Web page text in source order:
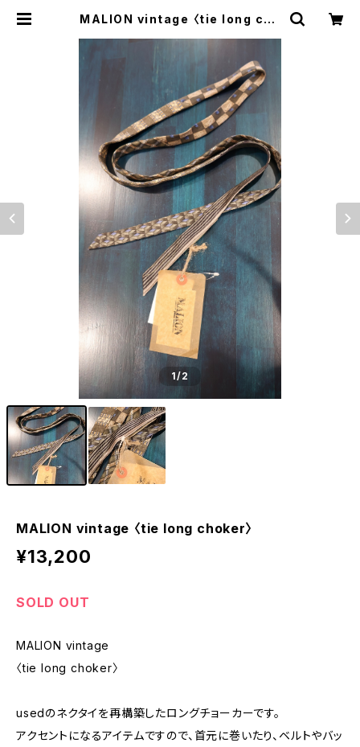
MALION vintage 〈tie long cho
1/2
MALION vintage 〈tie long choker〉
¥13,200
SOLD OUT
MALION vintage
〈tie long choker〉
usedのネクタイを再構築したロングチョーカーです。
アクセントになるアイテムですので、首元に巻いたり、ベルトやバッ